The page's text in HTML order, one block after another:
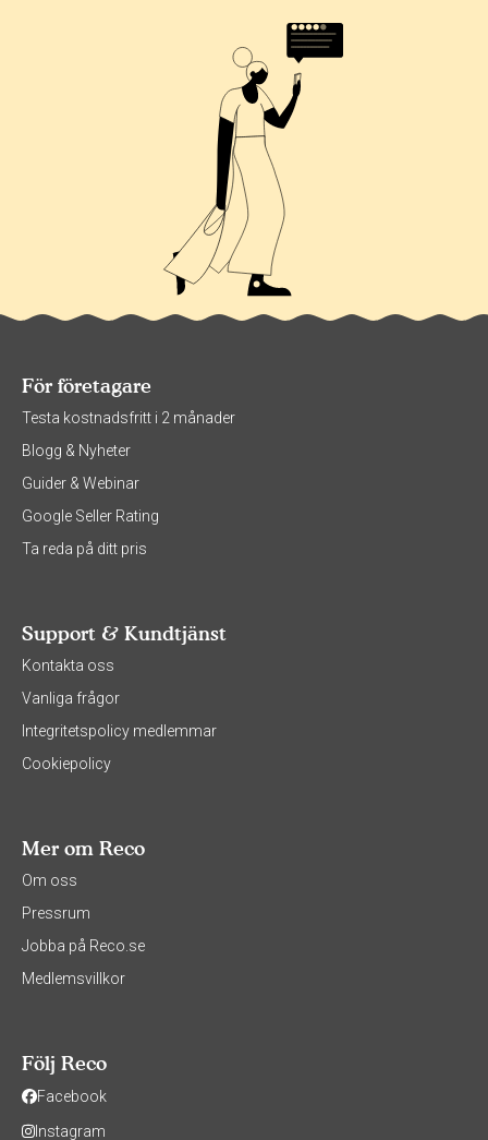
För företagare
Testa kostnadsfritt i 2 månader
Blogg & Nyheter
Guider & Webinar
Google Seller Rating
Ta reda på ditt pris
Support & Kundtjänst
Kontakta oss
Vanliga frågor
Integritetspolicy medlemmar
Cookiepolicy
Mer om Reco
Om oss
Pressrum
Jobba på Reco.se
Medlemsvillkor
Följ Reco
Facebook
Instagram